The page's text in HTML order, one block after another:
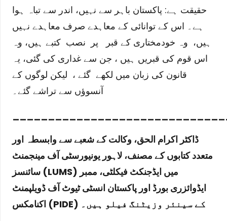
حقیقت ہے: پاکستان باہر سے نہیں، اندر سے تباہ ہوا
ہے۔ اس کے توانائی کے معاہدے صرف معاہدے نہیں
ہیں، وہ خودمختاری کے قبر
پر نصب کتبے ہیں، وہ
اس قوم کی قبریں ہیں ، جن سے غداری کی گئی، یہ
قانون کی زبان میں لکھے گئے ، لیکن لوگوں کے
آنسوؤں سے تراشے گئے۔
ڈاکٹر اکرام الحق، وکالت کے شعبے سے وابسطہ اور
متعدد کتابوں کے مصنف، لاہور یونیورسٹی آف مینجمنٹ
سائنسز (LUMS) میں ایڈجنکٹ فیکلٹی، ممبر
ایڈوائزری بورڈ اور پاکستان انسٹی ٹیوٹ آف ڈویلپمنٹ
اکنامکس (PIDE
) کے سینئر وزیٹنگ فیلو ہیں۔